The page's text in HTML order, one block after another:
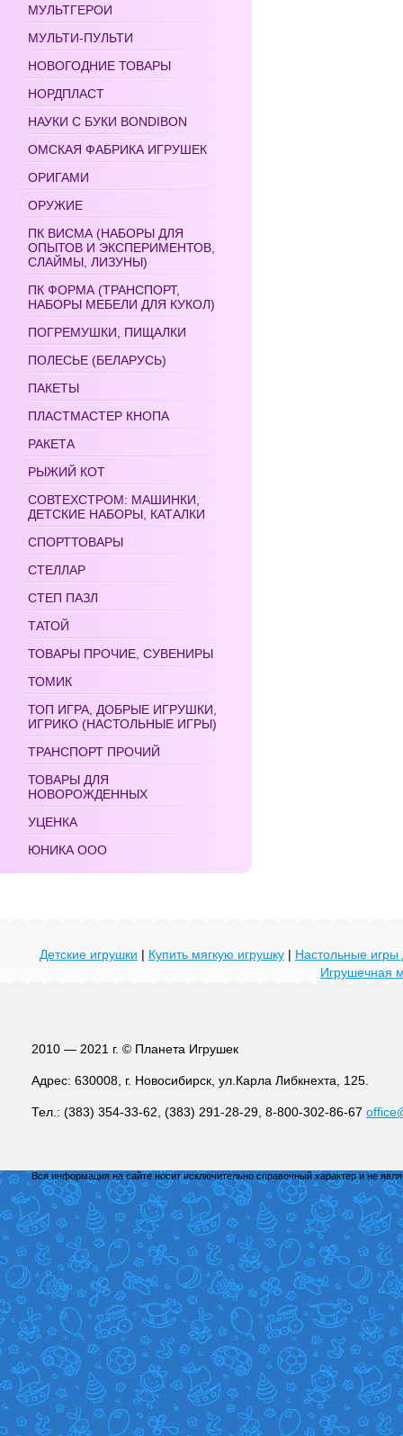
МУЛЬТГЕРОИ
МУЛЬТИ-ПУЛЬТИ
НОВОГОДНИЕ ТОВАРЫ
НОРДПЛАСТ
НАУКИ С БУКИ BONDIBON
ОМСКАЯ ФАБРИКА ИГРУШЕК
ОРИГАМИ
ОРУЖИЕ
ПК ВИСМА (НАБОРЫ ДЛЯ
ОПЫТОВ И ЭКСПЕРИМЕНТОВ,
СЛАЙМЫ, ЛИЗУНЫ)
ПК ФОРМА (ТРАНСПОРТ,
НАБОРЫ МЕБЕЛИ ДЛЯ КУКОЛ)
ПОГРЕМУШКИ, ПИЩАЛКИ
ПОЛЕСЬЕ (БЕЛАРУСЬ)
ПАКЕТЫ
ПЛАСТМАСТЕР КНОПА
РАКЕТА
РЫЖИЙ КОТ
СОВТЕХСТРОМ: МАШИНКИ,
ДЕТСКИЕ НАБОРЫ, КАТАЛКИ
СПОРТТОВАРЫ
СТЕЛЛАР
СТЕП ПАЗЛ
ТАТОЙ
ТОВАРЫ ПРОЧИЕ, СУВЕНИРЫ
ТОМИК
ТОП ИГРА, ДОБРЫЕ ИГРУШКИ,
ИГРИКО (НАСТОЛЬНЫЕ ИГРЫ)
ТРАНСПОРТ ПРОЧИЙ
ТОВАРЫ ДЛЯ
НОВОРОЖДЕННЫХ
УЦЕНКА
ЮНИКА ООО
Детские игрушки | Купить мягкую игрушку | Настольные игры
Игрушечная
2010 — 2021 г. © Планета Игрушек
Адрес: 630008, г. Новосибирск, ул.Карла Либкнехта, 125.
Тел.: (383) 354-33-62, (383) 291-28-29, 8-800-302-86-67
Вся информация на сайте носит исключительно справочный характер и не